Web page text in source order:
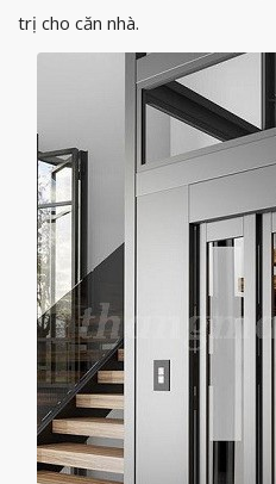
trị cho căn nhà.